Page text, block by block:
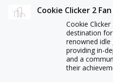
Cookie Clicker 2
Cookie
destination
renowned idle
providing in-
and a
their